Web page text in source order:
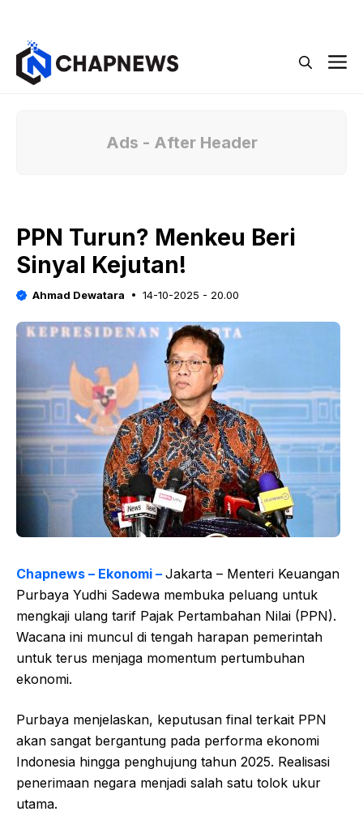
Ads - After Header
PPN Turun? Menkeu Beri
Sinyal Kejutan!
Ahmad Dewatara 14-10-2025 - 20.00
Chapnews – Ekonomi – Jakarta – Menteri Keuangan
Purbaya Yudhi Sadewa membuka peluang untuk
mengkaji ulang tarif Pajak Pertambahan Nilai (PPN).
Wacana ini muncul di tengah harapan pemerintah
untuk terus menjaga momentum pertumbuhan
ekonomi.
Purbaya menjelaskan, keputusan final terkait PPN
akan sangat bergantung pada performa ekonomi
Indonesia hingga penghujung tahun 2025. Realisasi
penerimaan negara menjadi salah satu tolok ukur
utama.